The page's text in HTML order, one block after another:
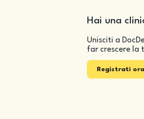
Hai una
Unisciti a
far crescere la
Registrati ora